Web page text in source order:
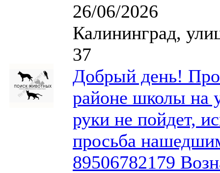
26/06/2026
Калининград,
37
Добрый день!
районе школы на
руки не пойдет,
просьба
89506782179